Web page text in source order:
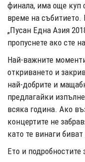
финала, има още куп
време на събитието.
„Пусан Една Азия
пропуснете ако сте
Най-важните
откриването и
най-добрите и
предлагайки
всяка година. Ако
концертите не
като те винаги
Ето и подробностите